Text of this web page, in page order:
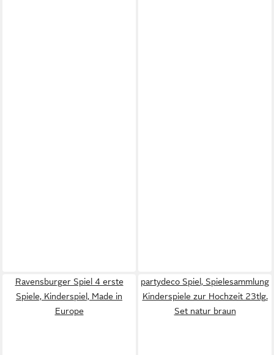
Ravensburger Spiel 4 erste
Spiele, Kinderspiel, Made in
Europe
partydeco Spiel, Spielesammlung
Kinderspiele zur Hochzeit 23tlg.
Set natur braun